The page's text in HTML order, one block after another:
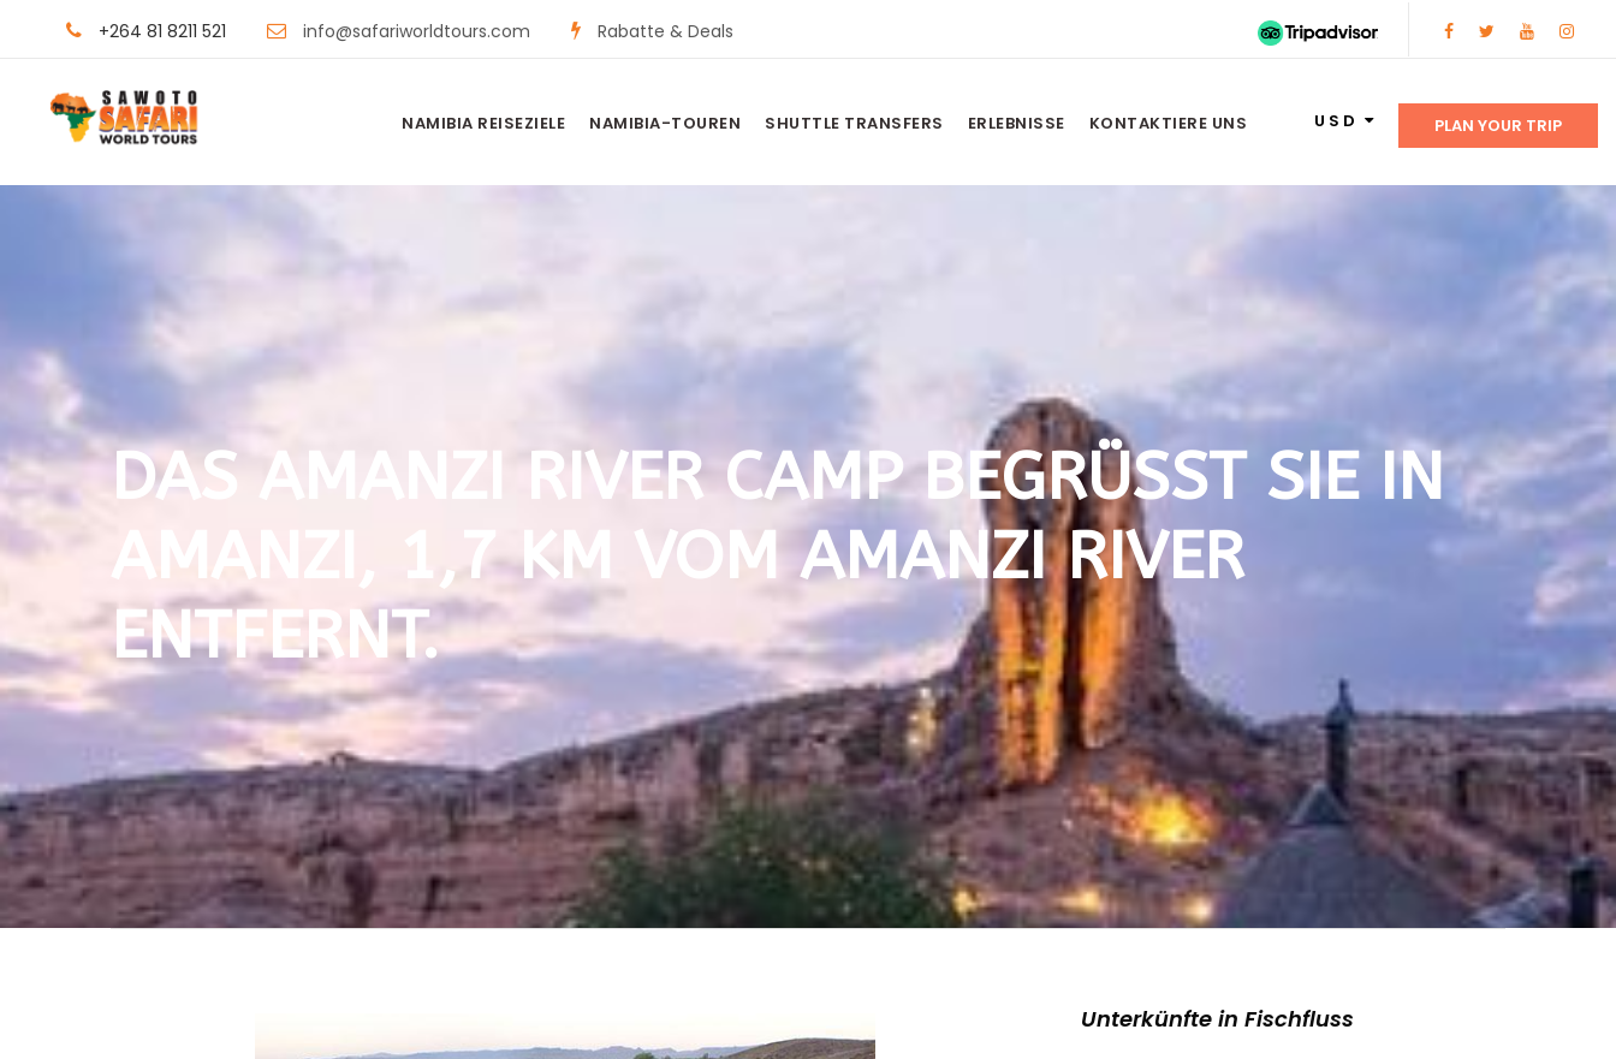
+264 81 8211 521 info@safariworldtours.com Rabatte & Deals
NAMIBIA REISEZIELE NAMIBIA-TOUREN SHUTTLE TRANSFERS ERLEBNISSE KONTAKTIERE UNS USD PLAN YOUR TRIP
DAS AMANZI RIVER CAMP BEGRÜSST SIE IN A
MANZI, 1,7 KM VOM AMANZI RIVER E
NTFERNT.
Unterkünfte in Fischfluss